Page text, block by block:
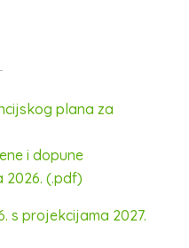
plana za
i dopune
2026. (.pdf)
s projekcijama 2027.